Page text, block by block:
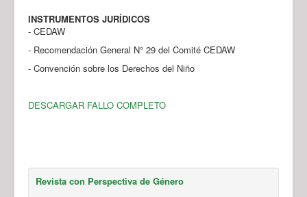
INSTRUMENTOS JURÍDICOS
- CEDAW
- Recomendación General N° 29 del Comité CEDAW
- Convención sobre los Derechos del Niño
DESCARGAR FALLO COMPLETO
Revista con Perspectiva de Género